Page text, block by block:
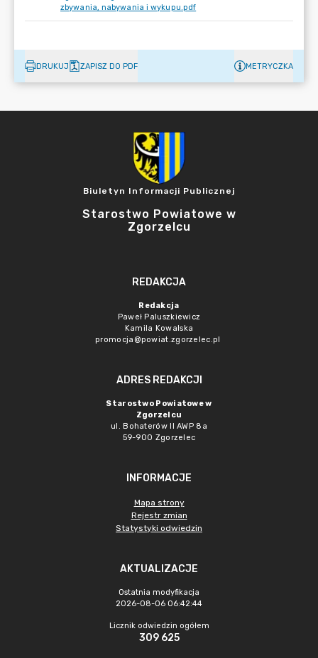
zbywania, nabywania i wykupu.pdf
DRUKUJ ZAPISZ DO PDF METRYCZKA
Biuletyn Informacji Publicznej
Starostwo Powiatowe w
Zgorzelcu
REDAKCJA
Redakcja
Paweł Paluszkiewicz
Kamila Kowalska
promocja@powiat.zgorzelec.pl
ADRES REDAKCJI
Starostwo Powiatowe w
Zgorzelcu
ul. Bohaterów II AWP 8a
59-900 Zgorzelec
INFORMACJE
Mapa strony
Rejestr zmian
Statystyki odwiedzin
AKTUALIZACJE
Ostatnia modyfikacja
2026-08-06 06:42:44
Licznik odwiedzin ogółem
309 625